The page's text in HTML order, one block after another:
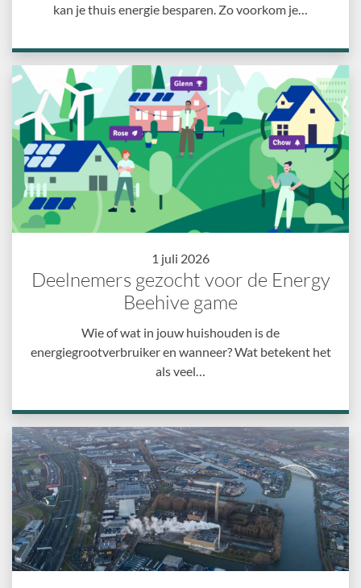
kan je thuis energie besparen. Zo voorkom je…
1 juli 2026
Deelnemers gezocht voor de Energy
Beehive game
Wie of wat in jouw huishouden is de
energiegrootverbruiker en wanneer? Wat betekent het
als veel…